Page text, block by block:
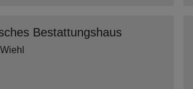
Bestattungshaus